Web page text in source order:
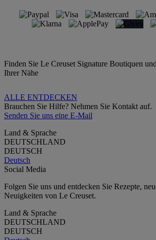
Finden Sie Le Creuset Signature Boutiquen
Ihrer Nähe
ALLE ENTDECKEN
Brauchen Sie Hilfe? Nehmen Sie Kontakt auf.
Senden Sie uns eine E-Mail
Land & Sprache
DEUTSCHLAND
DEUTSCH
Deutsch
Social Media
Folgen Sie uns und entdecken Sie Rezepte,
Neuigkeiten von Le Creuset.
Land & Sprache
DEUTSCHLAND
DEUTSCH